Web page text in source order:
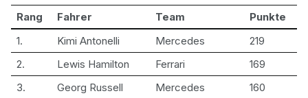
Rang Fahrer Team
Punkte
1.
Kimi Antonelli Mercedes
219
2.
Lewis Hamilton Ferrari
169
3.
Georg Russell Mercedes
160